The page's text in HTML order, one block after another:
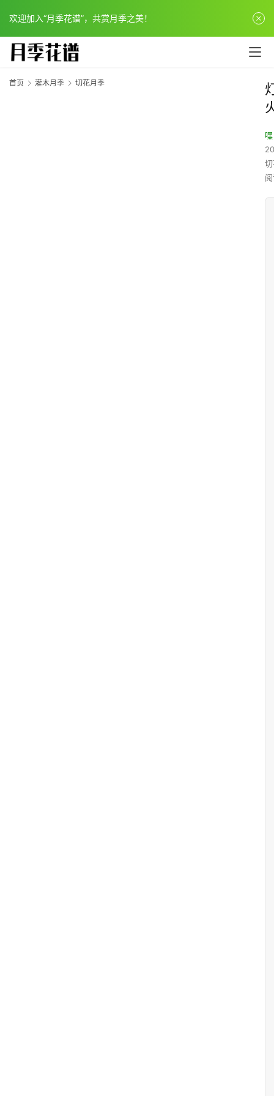
欢迎加入“月季花谱”，共赏月季之美！
首页 灌木月季 切花月季